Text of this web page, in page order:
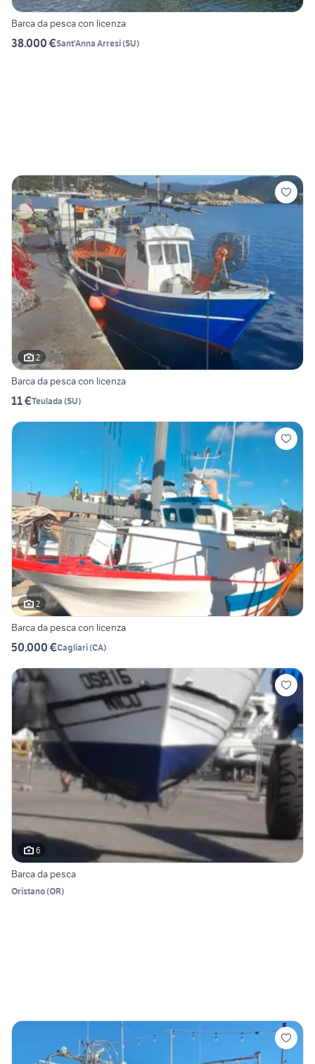
Barca da pesca con licenza
38.000 €Sant'Anna Arresi(SU)
2
Barca da pesca con licenza
11 €Teulada (SU)
2
Barca da pesca con licenza
50.000 €Cagliari(CA)
6
Barca da pesca
Oristano(OR)